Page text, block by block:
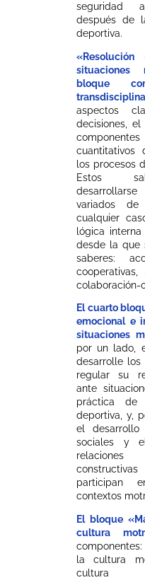
seguridad
después de
deportiva.
bloque
aspectos
decisiones,
cuantitativos
los procesos
Estos
variados
cualquier
lógica
desde la que
saberes:
colaboración-
El cuarto
emocional e
situaciones
por un lado,
desarrolle los
regular su
ante
práctica de
deportiva, y,
el desarrollo
sociales y
participan
contextos
El bloque
cultura
la cultura
cultura